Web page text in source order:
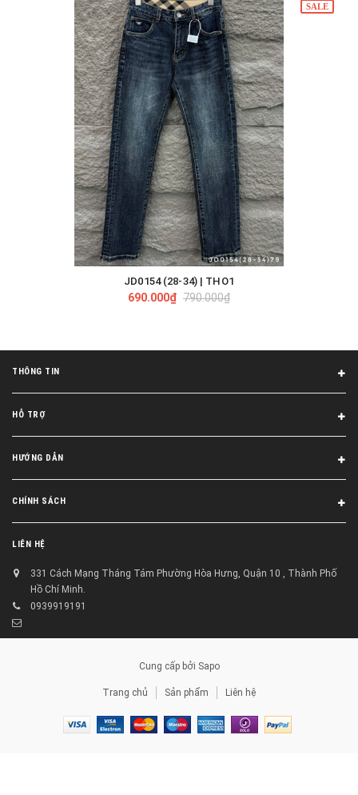
SALE
JD0154 (28-34) | THO1
690.000₫ 790.000₫
THÔNG TIN
HỖ TRỢ
HƯỚNG DẪN
CHÍNH SÁCH
LIÊN HỆ
331 Cách Mạng Tháng Tám Phường Hòa Hưng, Quận 10 , Thành Phố
Hồ Chí Minh.
0939919191
Cung cấp bởi Sapo
Trang chủ Sản phẩm Liên hệ